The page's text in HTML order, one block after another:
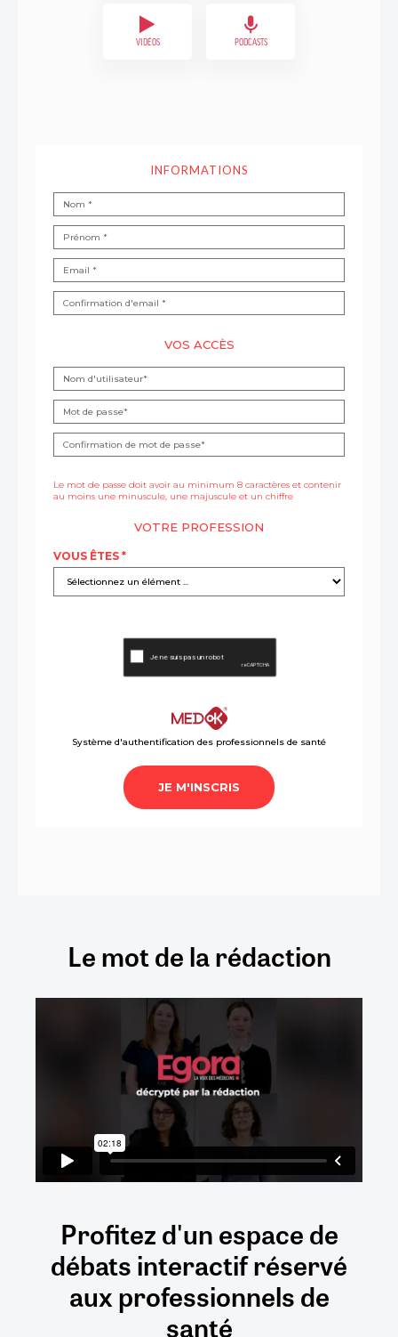
VIDÉOS PODCASTS
Le mot de la rédaction
Profitez d'un espace de
débatsinteractifréservé
auxprofessionnels de
santé